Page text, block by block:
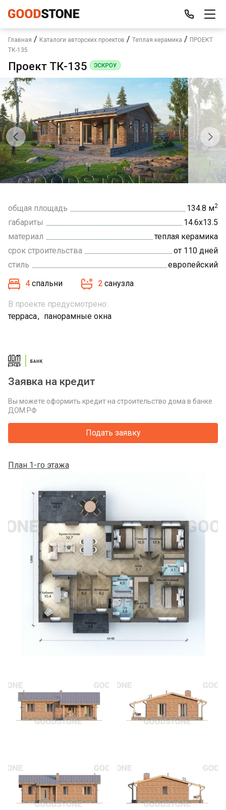
Главная / Каталоги авторских проектов / Теплая керамика / ПРОЕКТ
ТК-135
Проект ТК-135
общая площадь 134.8 м2
габариты
14.6х13.5
материал
теплая керамика
срок строительства
от 110 дней
стиль
европейский
4 спальни 2 санузла
В проекте предусмотрено:
терраса
панорамные окна
Заявка на кредит
Вы можете оформить кредит на строительство дома в банке
ДОМ.РФ
Подать заявку
План 1-го этажа